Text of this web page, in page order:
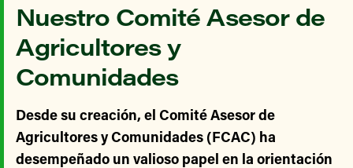
Nuestro Comité Asesor de
Agricultores y
Comunidades
Desde su creación, el Comité Asesor de
Agricultores y Comunidades (FCAC) ha
desempeñado un valioso papel en la orientación